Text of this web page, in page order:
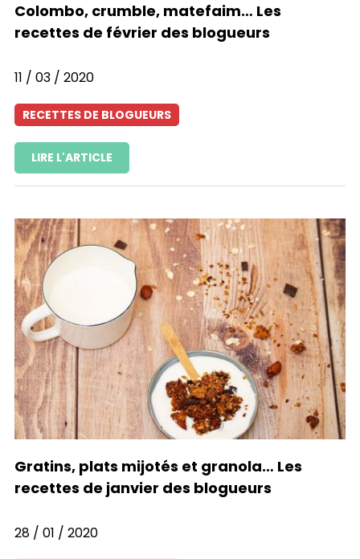
Colombo, crumble, matefaim… Les
recettes de février des blogueurs
11 / 03 / 2020
RECETTES DE BLOGUEURS
LIRE L'ARTICLE
Gratins, plats mijotés et granola… Les
recettes de janvier des blogueurs
28 / 01 / 2020